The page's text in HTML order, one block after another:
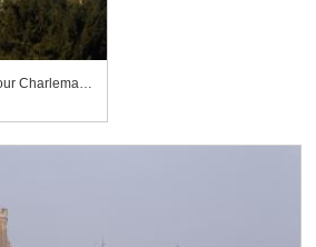
Château de Pierrefonds, tour Charlemagne et tour Jules César